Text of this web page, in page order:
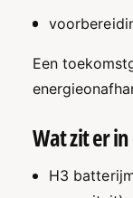
Een
Wat zit er in
H3